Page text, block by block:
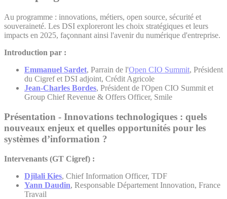
Au programme : innovations, métiers, open source, sécurité et
souveraineté. Les DSI exploreront les choix stratégiques et leurs
impacts en 2025, façonnant ainsi l'avenir du numérique d'entreprise.
Introduction par :
Emmanuel Sardet, Parrain de l'Open CIO Summit, Président
du Cigref et DSI adjoint, Crédit Agricole
Jean-Charles Bordes, Président de l'Open CIO Summit et
Group Chief Revenue & Offers Officer, Smile
Présentation - Innovations technologiques : quels
nouveaux enjeux et quelles opportunités pour les
systèmes d’information ?
Intervenants (GT Cigref) :
Djilali Kies, Chief Information Officer, TDF
Yann Daudin, Responsable Département Innovation, France
Travail